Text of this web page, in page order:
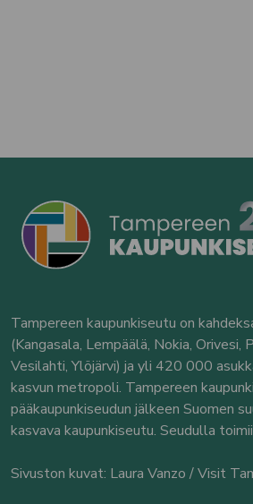
Tampereen kaupunkiseutu on
(Kangasala, Lempäälä, Nokia, Orivesi,
Vesilahti, Ylöjärvi) ja yli 420 000
kasvun metropoli. Tampereen
pääkaupunkiseudun jälkeen Suomen
kasvava kaupunkiseutu. Seudulla
Sivuston kuvat: Laura Vanzo / Visit